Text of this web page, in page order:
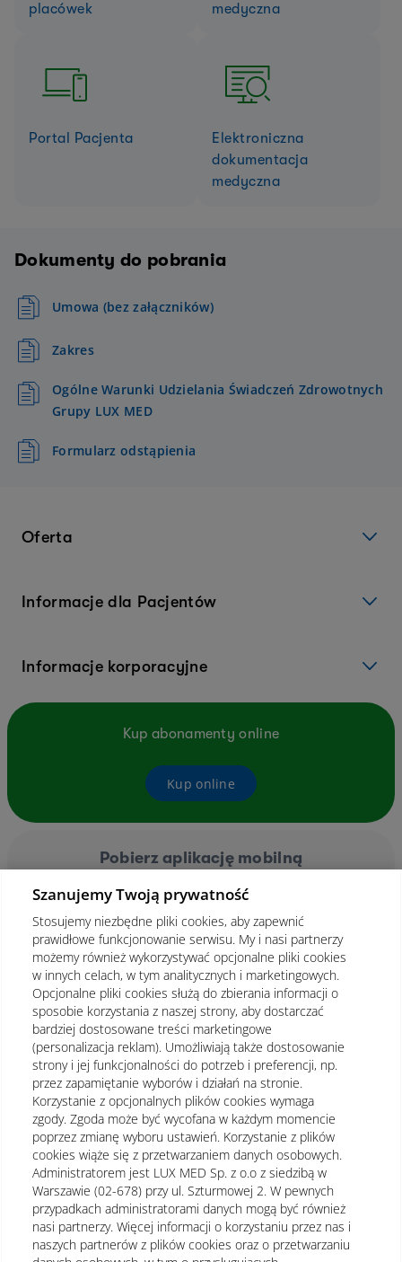
placówek
medyczna
Portal Pacjenta
Elektroniczna
dokumentacja
medyczna
Dokumenty do pobrania
Umowa (bez załączników)
Zakres
Ogólne Warunki Udzielania Świadczeń Zdrowotnych
Grupy LUX MED
Formularz odstąpienia
Oferta
Informacje dla Pacjentów
Informacje korporacyjne
Kup abonamenty online
Kup online
Pobierz aplikację mobilną
Polityka prywatności Notka prawna
Dane osobowe Mapa strony
Szanujemy Twoją prywatność
Stosujemy niezbędne pliki cookies, aby zapewnić
prawidłowe funkcjonowanie serwisu. My i nasi partnerzy
możemy również wykorzystywać opcjonalne pliki cookies
w innych celach, w tym analitycznych i marketingowych.
Opcjonalne pliki cookies służą do zbierania informacji o
sposobie korzystania z naszej strony, aby dostarczać
bardziej dostosowane treści marketingowe
(personalizacja reklam). Umożliwiają także dostosowanie
strony i jej funkcjonalności do potrzeb i preferencji, np.
przez zapamiętanie wyborów i działań na stronie.
Korzystanie z opcjonalnych plików cookies wymaga
zgody. Zgoda może być wycofana w każdym momencie
poprzez zmianę wyboru ustawień. Korzystanie z plików
cookies wiąże się z przetwarzaniem danych osobowych.
Administratorem jest LUX MED Sp. z o.o z siedzibą w
Warszawie (02-678) przy ul. Szturmowej 2. W pewnych
przypadkach administratorami danych mogą być również
nasi partnerzy. Więcej informacji o korzystaniu przez nas i
naszych partnerów z plików cookies oraz o przetwarzaniu